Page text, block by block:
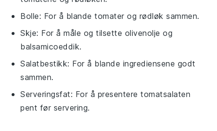
Bolle: For å blande tomater og rødløk sammen.
Skje: For å måle og tilsette olivenolje og
balsamicoeddik.
Salatbestikk: For å blande ingrediensene godt
sammen.
Serveringsfat: For å presentere tomatsalaten
pent før servering.